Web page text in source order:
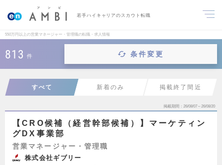
若手ハイキャリアのスカウト転職
550万円以上の営業マネージャー・管理職の転職・求人情報
813 件 条件変更
すべて 新着のみ 掲載終了間近
掲載期間 26/08/07～26/08/20
【CRO候補（経営幹部候補）】マーケティン
グDX事業部
営業マネージャー・管理職
株式会社ギブリー